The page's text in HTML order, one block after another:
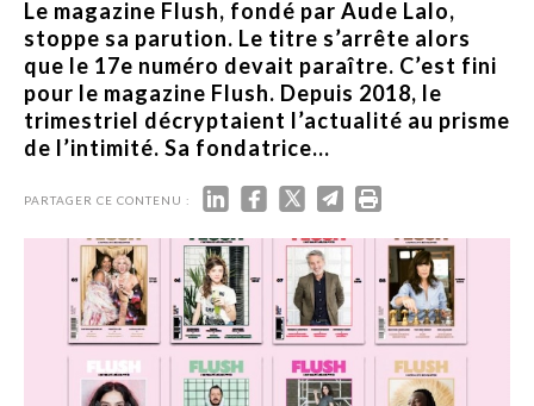
Le magazine Flush, fondé par Aude Lalo,
stoppe sa parution. Le titre s’arrête alors
que le 17e numéro devait paraître. C’est fini
pour le magazine Flush. Depuis 2018, le
trimestriel décryptaient l’actualité au prisme
de l’intimité. Sa fondatrice...
PARTAGER CE CONTENU :